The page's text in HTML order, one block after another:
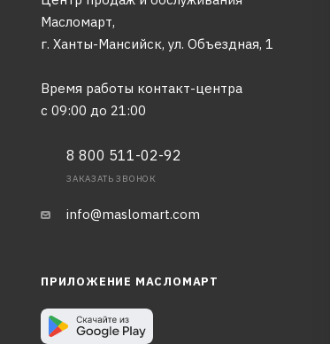
Масломарт,
г. Ханты-Мансийск, ул. Объездная, 1
Время работы контакт-центра
с 09:00 до 21:00
8 800 511-02-92
ЗАКАЗАТЬ ЗВОНОК
info@maslomart.com
ПРИЛОЖЕНИЕ МАСЛОМАРТ